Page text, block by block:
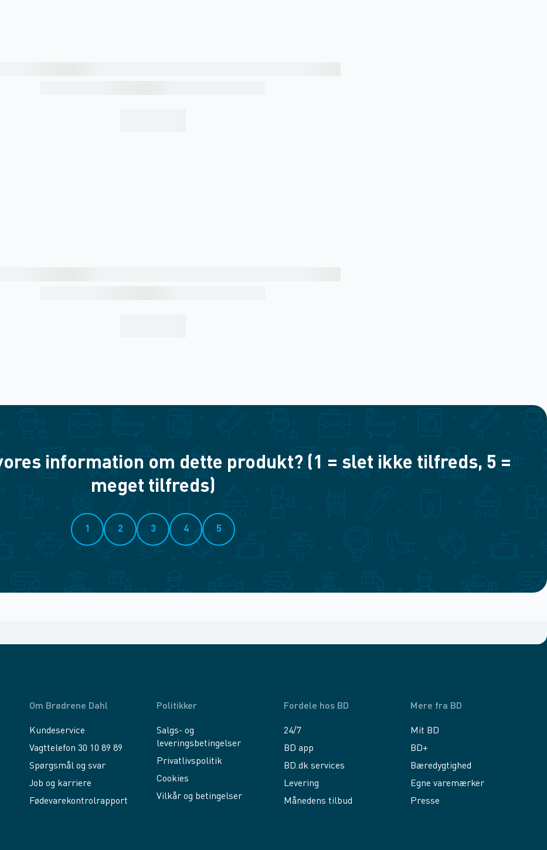
information om dette produkt? (1 = slet ikke tilfreds, 5 =
meget tilfreds)
1 2 3 4 5
Om Brødrene Dahl
Kundeservice
Vagttelefon 30 10 89 89
Spørgsmål og svar
Job og karriere
Fødevarekontrolrapport
Politikker
Salgs- og
leveringsbetingelser
Privatlivspolitik
Cookies
Vilkår og betingelser
Fordele hos BD
24/7
BD app
BD.dk services
Levering
Månedens tilbud
Mere fra BD
Mit BD
BD+
Bæredygtighed
Egne varemærker
Presse